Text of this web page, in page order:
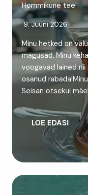
Hommikune tee
9. Juuni 2026
Minu hetked on
magusad. Minu
voogavad lained
osanud
Seisan otsekui
LOE EDASI